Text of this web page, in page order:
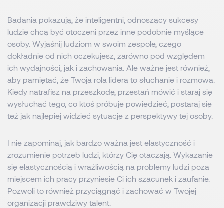
Badania pokazują, że inteligentni, odnoszący sukcesy
ludzie chcą być otoczeni przez inne podobnie myślące
osoby. Wyjaśnij ludziom w swoim zespole, czego
dokładnie od nich oczekujesz, zarówno pod względem
ich wydajności, jak i zachowania. Ale ważne jest również,
aby pamiętać, że Twoja rola lidera to słuchanie i rozmowa.
Kiedy natrafisz na przeszkodę, przestań mówić i staraj się
wysłuchać tego, co ktoś próbuje powiedzieć, postaraj się
też jak najlepiej widzieć sytuację z perspektywy tej osoby.
I nie zapominaj, jak bardzo ważna jest elastyczność i
zrozumienie potrzeb ludzi, którzy Cię otaczają. Wykazanie
się elastycznością i wrażliwością na problemy ludzi poza
miejscem ich pracy przyniesie Ci ich szacunek i zaufanie.
Pozwoli to również przyciągnąć i zachować w Twojej
organizacji prawdziwy talent.